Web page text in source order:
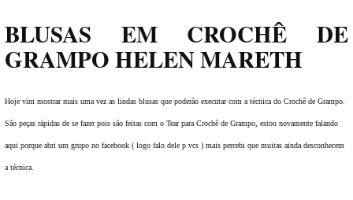
BLUSAS EM CROCHÊ DE
GRAMPO HELEN MARETH
Hoje vim mostrar mais uma vez as lindas blusas que poderão executar com a técnica do Crochê de Grampo.
São peças rápidas de se fazer pois são feitas com o Tear para Crochê de Grampo, estou novamente falando
aqui porque abri um grupo no facebook ( logo falo dele p vcs ) mais percebi que muitas ainda desconhecem
a técnica.